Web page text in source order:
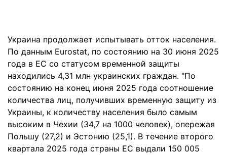
Украина продолжает испытывать отток населения.
По данным Eurostat, по состоянию на 30 июня 2025
года в ЕС со статусом временной защиты
находились 4,31 млн украинских граждан. "По
состоянию на конец июня 2025 года соотношение
количества лиц, получивших временную защиту из
Украины, к количеству населения было самым
высоким в Чехии (34,7 на 1000 человек), опережая
Польшу (27,2) и Эстонию (25,1). В течение второго
квартала 2025 года страны ЕС выдали 150 005